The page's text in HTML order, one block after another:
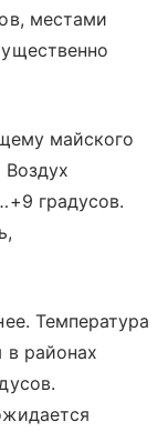
местами
майского
градусов.
Температура
в районах